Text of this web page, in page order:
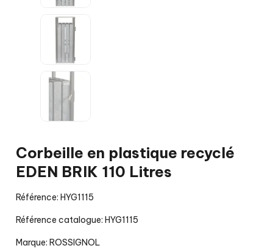
Corbeille en plastique recyclé
EDEN BRIK 110 Litres
Référence: HYG1115
Référence catalogue: HYG1115
Marque: ROSSIGNOL